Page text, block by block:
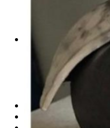
COLUNA SERGIO
COLUNA WAIR DE
ARTE.IN.FORMA
Conectadas
Social
Mostras
Arte
QUEM SOMOS